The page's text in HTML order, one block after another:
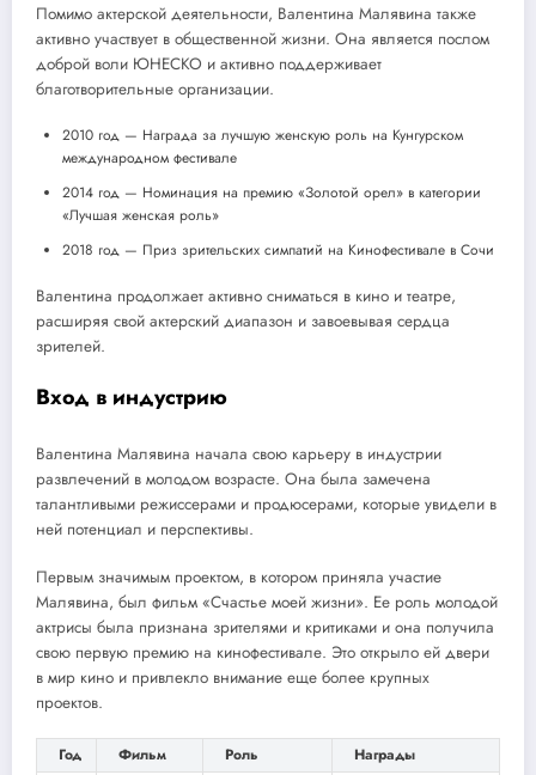
Помимо актерской деятельности, Валентина Малявина также
активно участвует в общественной жизни. Она является послом
доброй воли ЮНЕСКО и активно поддерживает
благотворительные организации.
2010 год — Награда за лучшую женскую роль на Кунгурском
международном фестивале
2014 год — Номинация на премию «Золотой орел» в категории
«Лучшая женская роль»
2018 год — Приз зрительских симпатий на Кинофестивале в Сочи
Валентина продолжает активно сниматься в кино и театре,
расширяя свой актерский диапазон и завоевывая сердца
зрителей.
Вход в индустрию
Валентина Малявина начала свою карьеру в индустрии
развлечений в молодом возрасте. Она была замечена
талантливыми режиссерами и продюсерами, которые увидели в
ней потенциал и перспективы.
Первым значимым проектом, в котором приняла участие
Малявина, был фильм «Счастье моей жизни». Ее роль молодой
актрисы была признана зрителями и критиками и она получила
свою первую премию на кинофестивале. Это открыло ей двери
в мир кино и привлекло внимание еще более крупных
проектов.
Год Фильм Роль Награды